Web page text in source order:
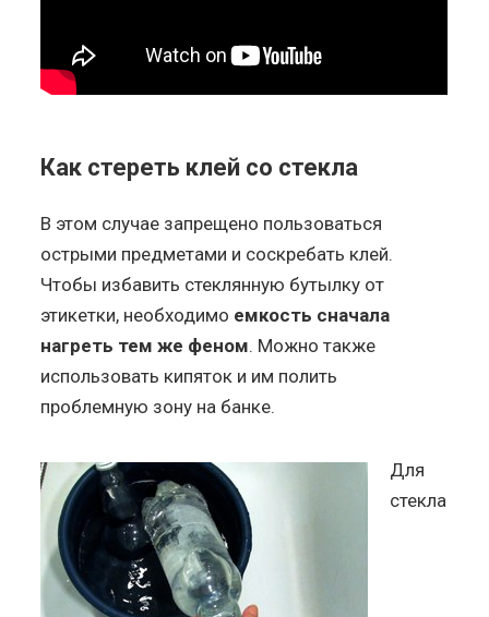
Как стереть клей со стекла
В этом случае запрещено пользоваться
острыми предметами и соскребать клей.
Чтобы избавить стеклянную бутылку от
этикетки, необходимо емкость сначала
нагреть тем же феном. Можно также
использовать кипяток и им полить
проблемную зону на банке.
Для
стекла